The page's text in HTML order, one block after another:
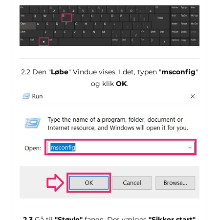
2.2 Den "Løbe" Vindue vises. I det, typen "msconfig"
og klik OK.